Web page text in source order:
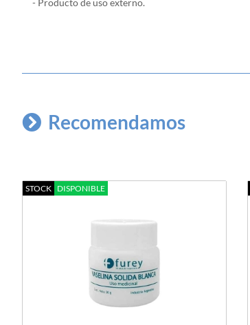
- Producto de uso externo.
Recomendamos
STOCK DISPONIBLE